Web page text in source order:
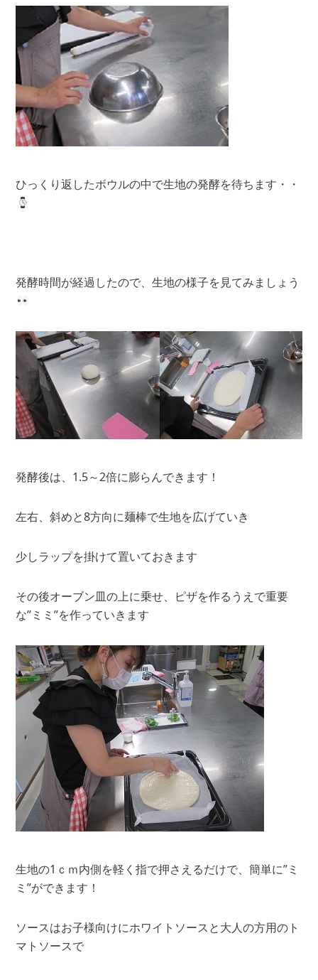
ひっくり返したボウルの中で生地の発酵を待ちます・・
発酵時間が経過したので、生地の様子を見てみましょう
発酵後は、1.5～2倍に膨らんできます！
左右、斜めと8方向に麺棒で生地を広げていき
少しラップを掛けて置いておきます
その後オーブン皿の上に乗せ、ピザを作るうえで重要
な”ミミ”を作っていきます
生地の1ｃｍ内側を軽く指で押さえるだけで、簡単に”ミ
ミ”ができます！
ソースはお子様向けにホワイトソースと大人の方用のト
マトソースで